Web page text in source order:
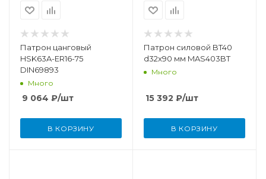
Патрон цанговый
HSK63A-ER16-75
DIN69893
Много
9 064 ₽/шт
В КОРЗИНУ
Патрон силовой BT40
d32x90 мм MAS403BT
Много
15 392 ₽/шт
В КОРЗИНУ